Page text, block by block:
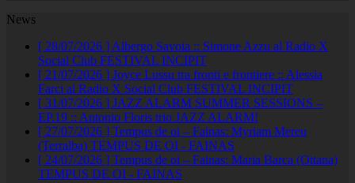
News
[ 28/07/2026 ] Albergo Savoia :: Simone Azzu al Radio X
Social Club FESTIVAL INCIPIT
[ 21/07/2026 ] Joyce Lussu tra fronti e frontiere :: Alessia
Farci al Radio X Social Club FESTIVAL INCIPIT
[ 31/07/2026 ] JAZZ ALARM SUMMER SESSIONS –
EP.19 :: Antonio Floris trio JAZZ ALARM!
[ 27/07/2026 ] Tempus de oi – Fainas: Myriam Mereu
(Terralba) TEMPUS DE OI - FAINAS
[ 24/07/2026 ] Tempus de oi – Fainas: Maria Barca (Ottana)
TEMPUS DE OI - FAINAS